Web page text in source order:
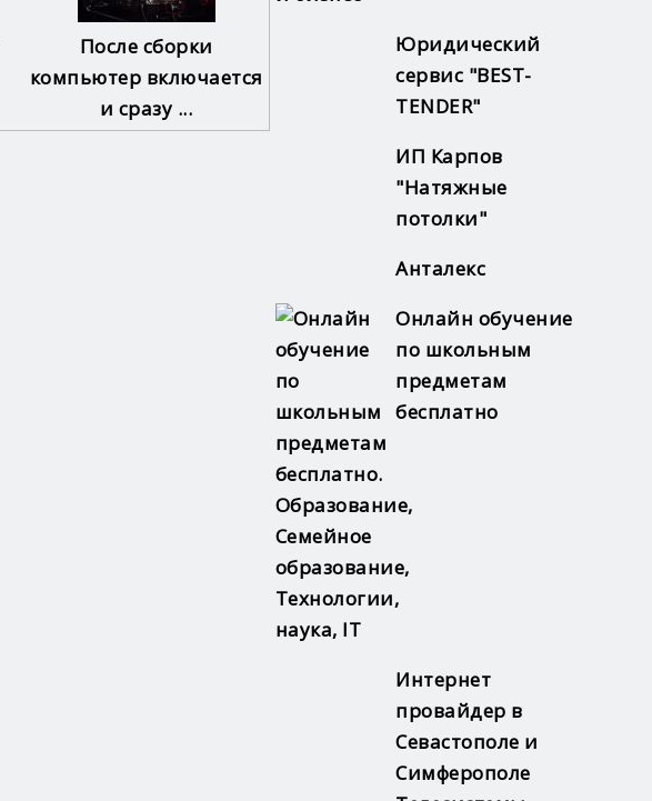
После сборки
компьютер включается
и сразу ...
Юридический
сервис "BEST-
TENDER"
ИП Карпов
"Натяжные
потолки"
Анталекс
Онлайн обучение
по школьным
предметам
бесплатно
Интернет
провайдер в
Севастополе и
Симферополе